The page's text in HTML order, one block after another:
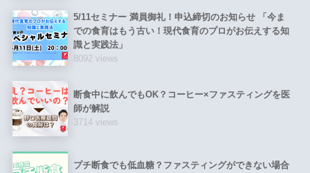
5/11セミナー 満員御礼！申込締切のお知らせ 「今ま
での食育はもう古い！現代食育のプロがお伝えする知
識と実践法」
8092 views
断食中に飲んでもOK？コーヒー×ファスティングを医
師が解説
3714 views
プチ断食でも低血糖？ファスティングができない場合